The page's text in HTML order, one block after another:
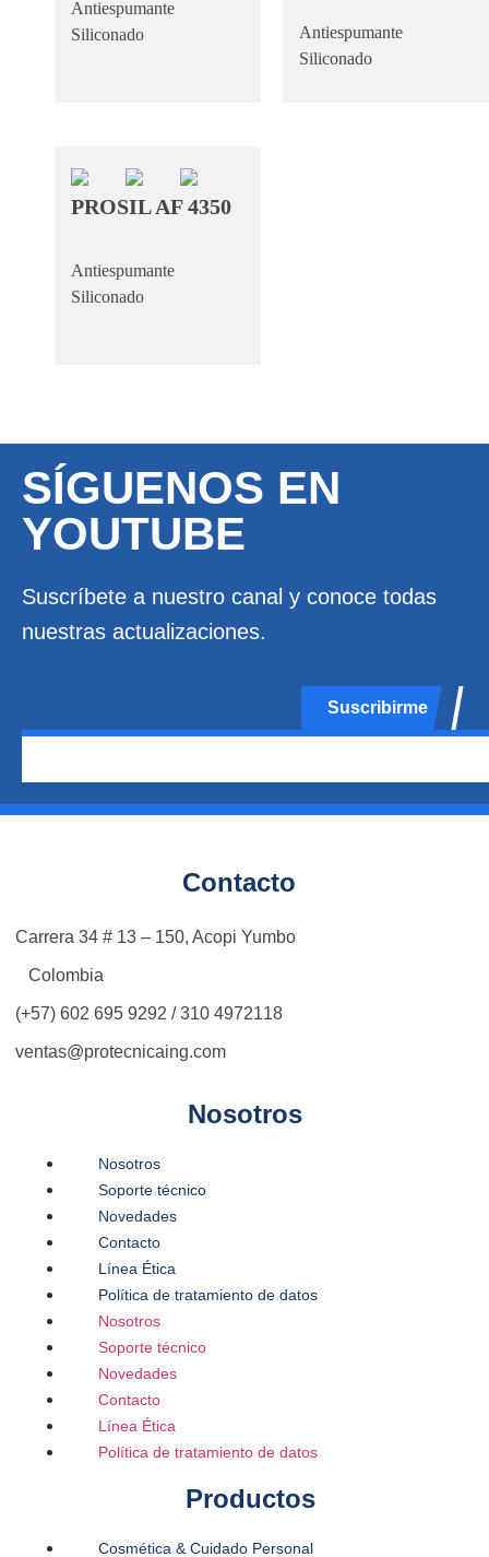
Antiespumante
Siliconado
Antiespumante
Siliconado
PROSIL AF 4350
Antiespumante
Siliconado
SÍGUENOS EN
YOUTUBE
Suscríbete a nuestro canal y conoce todas
nuestras actualizaciones.
Suscribirme
Contacto
Carrera 34 # 13 – 150, Acopi Yumbo
Colombia
(+57) 602 695 9292 / 310 4972118
ventas@protecnicaing.com
Nosotros
Nosotros
Soporte técnico
Novedades
Contacto
Línea Ética
Política de tratamiento de datos
Nosotros
Soporte técnico
Novedades
Contacto
Línea Ética
Política de tratamiento de datos
Productos
Cosmética & Cuidado Personal